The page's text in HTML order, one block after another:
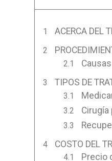
ACERCA DEL
TIPOS DE
Cirugía
COSTO DEL
Precio